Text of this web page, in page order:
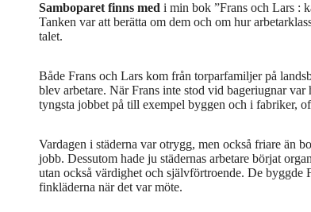
Samboparet finns med i min bok ”Frans och Lars :
Tanken var att berätta om dem och om hur
talet.
Både Frans och Lars kom från torparfamiljer på
blev arbetare. När Frans inte stod vid bageriugnar
tyngsta jobbet på till exempel byggen och i fabriker,
Vardagen i städerna var otrygg, men också friare än
jobb. Dessutom hade ju städernas arbetare börjat
utan också värdighet och självförtroende. De byggde
finkläderna när det var möte.